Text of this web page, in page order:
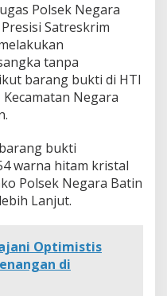
Polsek Negara
Satreskrim
tanpa
barang bukti di HTI
Negara
bukti
warna hitam kristal
Polsek Negara Batin
Lanjut.
Optimistis
di